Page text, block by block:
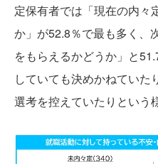
定保有者では「現在の内々
か」が52.8％で最も多く、
をもらえるかどうか」と
していても決めかねていた
選考を控えていたりという